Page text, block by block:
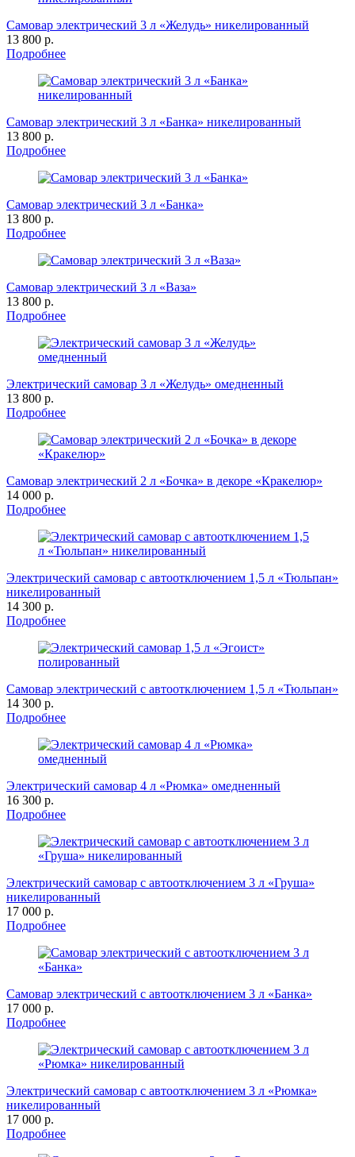
Самовар электрический 3 л «Желудь» никелированный
13 800 р.
Подробнее
Самовар электрический 3 л «Банка» никелированный
13 800 р.
Подробнее
Самовар электрический 3 л «Банка»
13 800 р.
Подробнее
Самовар электрический 3 л «Ваза»
13 800 р.
Подробнее
Электрический самовар 3 л «Желудь» омедненный
13 800 р.
Подробнее
Самовар электрический 2 л «Бочка» в декоре «Кракелюр»
14 000 р.
Подробнее
Электрический самовар с автоотключением 1,5 л «Тюльпан»
никелированный
14 300 р.
Подробнее
Самовар электрический с автоотключением 1,5 л «Тюльпан»
14 300 р.
Подробнее
Электрический самовар 4 л «Рюмка» омедненный
16 300 р.
Подробнее
Электрический самовар с автоотключением 3 л «Груша»
никелированный
17 000 р.
Подробнее
Самовар электрический с автоотключением 3 л «Банка»
17 000 р.
Подробнее
Электрический самовар с автоотключением 3 л «Рюмка»
никелированный
17 000 р.
Подробнее